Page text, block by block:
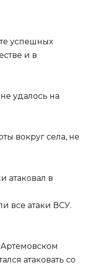
успешных
и в
удалось на
вокруг села, не
атаковал в
все атаки ВСУ.
атаковать со